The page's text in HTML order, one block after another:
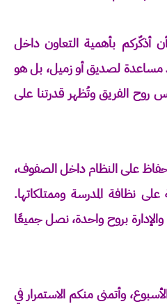
أذكّركم بأهمية التعاون داخل
مساعدة لصديق أو زميل، بل هو
روح الفريق وتُظهر قدرتنا على
على النظام داخل الصفوف،
على نظافة المدرسة وممتلكاتها.
بروح واحدة، نصل جميعًا
وأتمنى منكم الاستمرار في